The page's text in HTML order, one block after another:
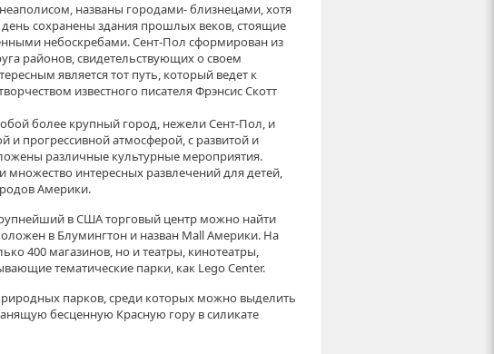
названы городами- близнецами, хотя
день сохранены здания прошлых веков, стоящие
небоскребами. Сент-Пол сформирован из
районов, свидетельствующих о своем
является тот путь, который ведет к
известного писателя Фрэнсис Скотт
более крупный город, нежели Сент-Пол, и
и прогрессивной атмосферой, с развитой и
различные культурные мероприятия.
множество интересных развлечений для детей,
Америки.
в США торговый центр можно найти
в Блумингтон и назван Mall Америки. На
400 магазинов, но и театры, кинотеатры,
тематические парки, как Lego Center.
парков, среди которых можно выделить
бесценную Красную гору в силикате